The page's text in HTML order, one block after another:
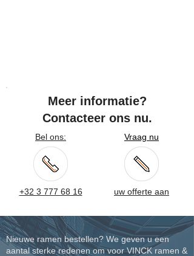
Meer informatie?
Contacteer ons nu.
Bel ons:
+32 3 777 68 16
Vraag nu
uw offerte aan
Nieuwe ramen bestellen? We geven u een
aantal sterke redenen om voor VINCK ramen &